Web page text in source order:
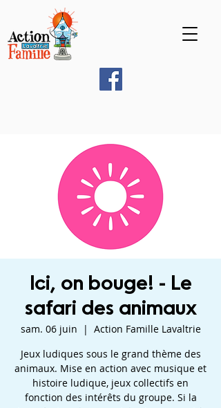
Ici, on bouge! - Le
safari des animaux
sam. 06 juin
  |
Action Famille Lavaltrie
Jeux ludiques sous le grand thème des
animaux. Mise en action avec musique et
histoire ludique, jeux collectifs en
fonction des intérêts du groupe. Si la